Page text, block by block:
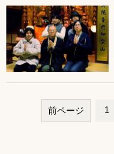
前ページ 1